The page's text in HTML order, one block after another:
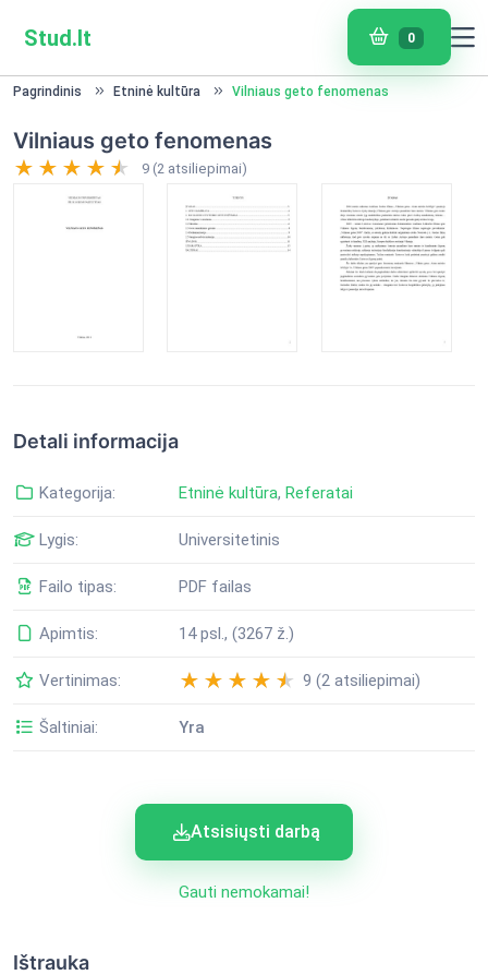
Stud.lt 0
Pagrindinis Etninė kultūra Vilniaus geto fenomenas
Vilniaus geto fenomenas
9 (2 atsiliepimai)
Detali informacija
Kategorija: Etninė kultūra, Referatai
Lygis: Universitetinis
Failo tipas: PDF failas
Apimtis: 14 psl., (3267 ž.)
Vertinimas: 9 (2 atsiliepimai)
Šaltiniai: Yra
Atsisiųsti darbą
Gauti nemokamai!
Ištrauka